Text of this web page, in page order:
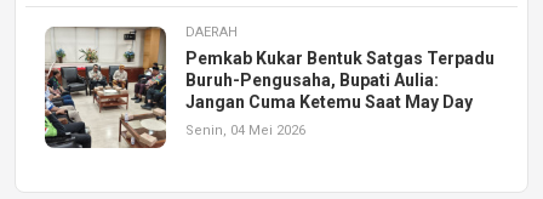
DAERAH
Pemkab Kukar Bentuk Satgas Terpadu
Buruh-Pengusaha, Bupati Aulia:
Jangan Cuma Ketemu Saat May Day
Senin, 04 Mei 2026